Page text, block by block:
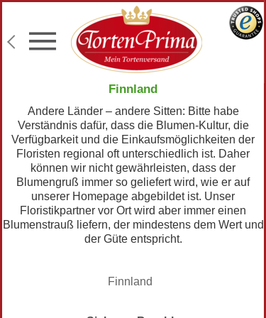
Konditor-Qualität
Torten mit Wunschtext
Lieferung an Wunschadresse
Finnland
Andere Länder – andere Sitten: Bitte habe
Verständnis dafür, dass die Blumen-Kultur, die
Verfügbarkeit und die Einkaufsmöglichkeiten der
Floristen regional oft unterschiedlich ist. Daher
können wir nicht gewährleisten, dass der
Blumengruß immer so geliefert wird, wie er auf
unserer Homepage abgebildet ist. Unser
Floristikpartner vor Ort wird aber immer einen
Blumenstrauß liefern, der mindestens dem Wert und
der Güte entspricht.
Finnland